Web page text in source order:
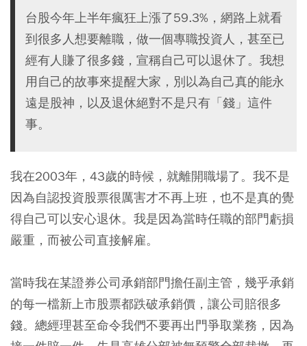
台股今年上半年瘋狂上漲了59.3%，網路上就看
到很多人想要離職，做一個專職投資人，甚至已
經有人賺了很多錢，宣稱自己可以退休了。我想
用自己的故事來提醒大家，別以為自己真的能永
遠是股神，以及退休絕對不是只有「錢」這件
事。
我在2003年，43歲的時候，就離開職場了。我不是
因為自認投資股票很厲害才不再上班，也不是真的覺
得自己可以安心退休。我是因為當時任職的部門虧損
嚴重，而被公司直接解雇。
當時我在某證券公司承銷部門擔任副主管，幾乎承銷
的每一檔新上市股票都跌破承銷價，讓公司賠很多
錢。總經理甚至命令我們不要再出門爭取業務，因為